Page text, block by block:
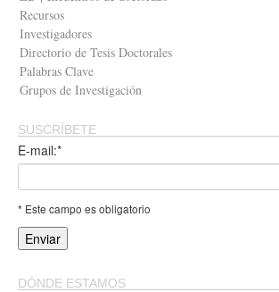
Recursos
Investigadores
Directorio de Tesis Doctorales
Palabras Clave
Grupos de Investigación
SUSCRÍBETE
E-mail:*
* Este campo es obligatorio
DÓNDE ESTAMOS